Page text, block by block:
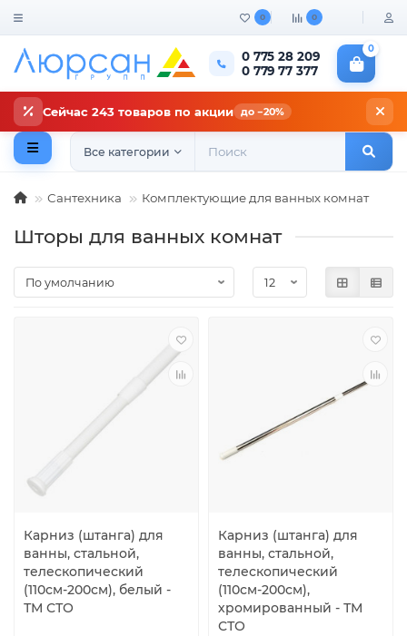
0 0
0 775 28 209
0 779 77 377
0
Сейчас 243 товаров по акции до −20%
Все категории
Сантехника Комплектующие для ванных комнат
Шторы для ванных комнат
Карниз (штанга) для
ванны, стальной,
телескопический
(110см-200см), белый -
ТМ СТО
Карниз (штанга) для
ванны, стальной,
телескопический
(110см-200см),
хромированный - ТМ
СТО